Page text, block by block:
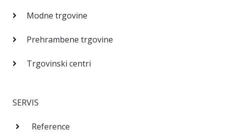
Modne trgovine
Prehrambene trgovine
Trgovinski centri
SERVIS
Reference